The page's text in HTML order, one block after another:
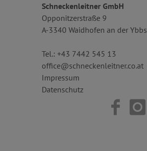
Schneckenleitner GmbH
Opponitzerstraße 9
A-3340 Waidhofen an der Ybbs
Tel.: +43 7442 545 13
office@schneckenleitner.co.at
Impressum
Datenschutz